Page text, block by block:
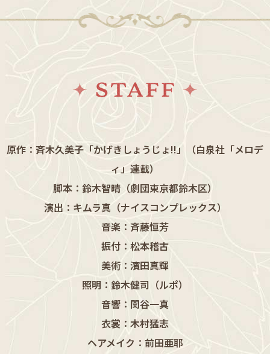
原作：斉木久美子「かげきしょうじょ!!」（白泉社「メロデ
ィ」連載）
脚本：鈴木智晴（劇団東京都鈴木区）
演出：キムラ真（ナイスコンプレックス）
音楽：斉藤恒芳
振付：松本稽古
美術：濱田真輝
照明：鈴木健司（ルポ）
音響：関谷一真
衣裳：木村猛志
ヘアメイク：前田亜耶